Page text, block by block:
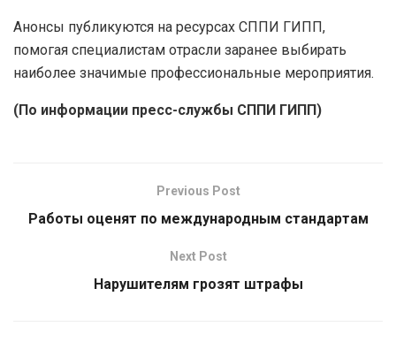
Анонсы публикуются на ресурсах СППИ ГИПП,
помогая специалистам отрасли заранее выбирать
наиболее значимые профессиональные мероприятия.
(По информации пресс-службы СППИ ГИПП)
Previous Post
Работы оценят по международным стандартам
Next Post
Нарушителям грозят штрафы